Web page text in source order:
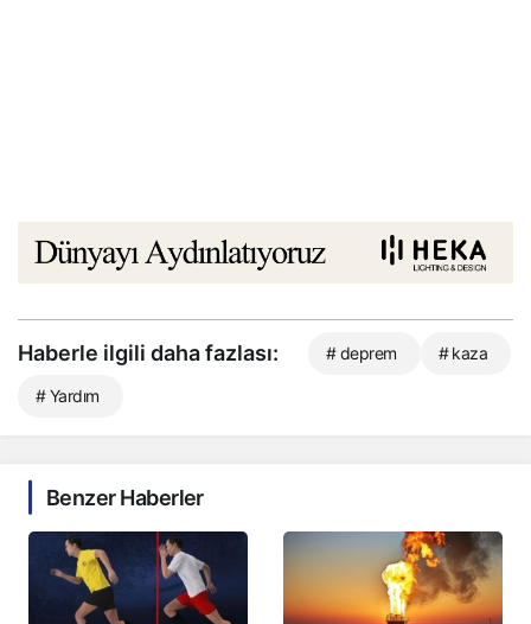
Haberle ilgili daha fazlası: # deprem # kaza
# Yardım
Benzer Haberler